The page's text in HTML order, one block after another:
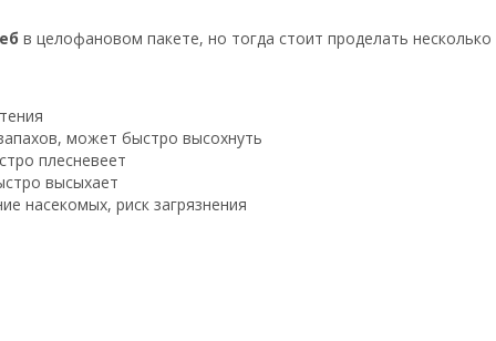
в целофановом пакете, но тогда стоит проделать несколько
может быстро высохнуть
плесневеет
высыхает
насекомых, риск загрязнения